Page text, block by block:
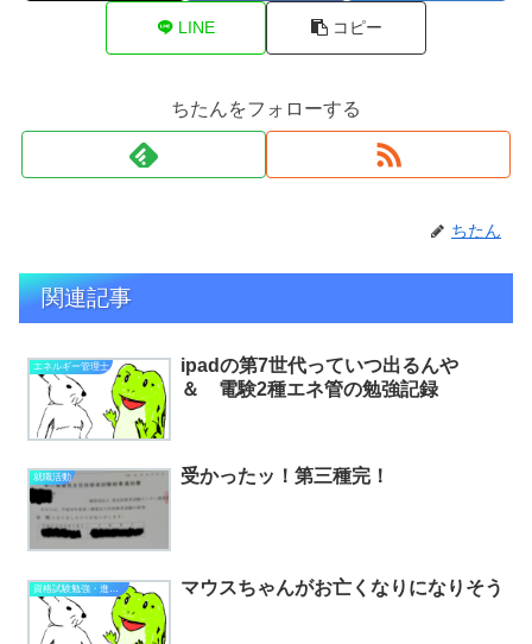
LINE コピー
ちたんをフォローする
ちたん
関連記事
エネルギー管理士
ipadの第7世代っていつ出るんや
＆ 電験2種エネ管の勉強記録
就職活動 受かったッ！第三種完！
マウスちゃんがお亡くなりになりそう